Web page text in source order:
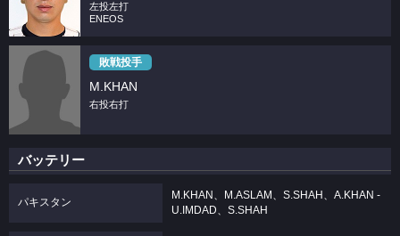
左投左打
ENEOS
敗戦投手
M.KHAN
右投右打
バッテリー
パキスタン
M.KHAN、M.ASLAM、S.SHAH、A.KHAN -
U.IMDAD、S.SHAH